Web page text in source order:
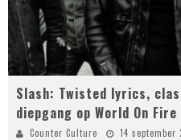
Slash: Twisted lyrics,
diepgang op World On Fire
Counter Culture 14 september